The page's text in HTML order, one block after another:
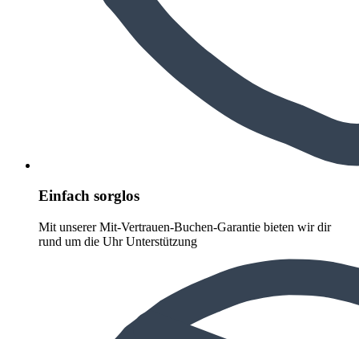
Einfach sorglos
Mit unserer Mit-Vertrauen-Buchen-Garantie bieten wir dir
rund um die Uhr Unterstützung